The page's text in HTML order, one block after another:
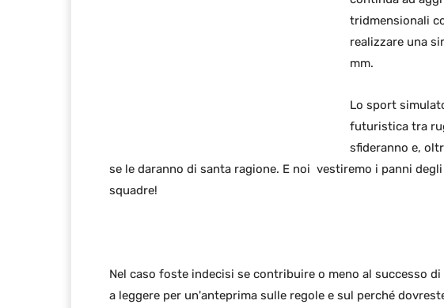
tridmensionali
realizzare una
mm.
Lo sport
futuristica tra
sfideranno e,
se le daranno di santa ragione. E noi vestiremo i panni
squadre!
Nel caso foste indecisi se contribuire o meno al successo
a leggere per un'anteprima sulle regole e sul perché